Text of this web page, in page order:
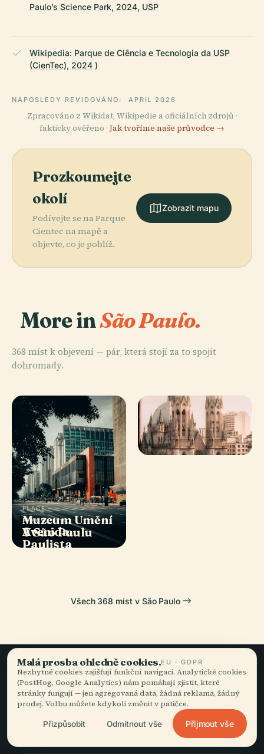
Paulo’s Science Park, 2024, USP
Wikipedia: Parque de Ciência e Tecnologia da USP
(CienTec), 2024 )
NAPOSLEDY REVIDOVÁNO: APRIL 2026
Zpracováno z Wikidat, Wikipedie a oficiálních zdrojů ·
fakticky ověřeno · Jak tvoříme naše průvodce →
Prozkoumejte
okolí
Podívejte se na Parque
Cientec na mapě a
objevte, co je poblíž.
Zobrazit mapu
More inSão Paulo.
368 míst k objevení — pár, která stojí za to spojit
dohromady.
PLACE
Muzeum Umění
V São Paulu
PLACE
Avenida
Paulista
Všech 368 míst v São Paulo
Pomalé cestování,
dobře vyprávěné.
Malá prosba ohledně cookies.EU · GDPR
Nezbytné cookies zajišťují funkční navigaci. Analytické cookies
(PostHog, Google Analytics) nám pomáhají zjistit, které
stránky fungují — jen agregovaná data, žádná reklama, žádný
prodej. Volbu můžete kdykoli změnit v patičce.
Přizpůsobit Odmítnout vše Přijmout vše